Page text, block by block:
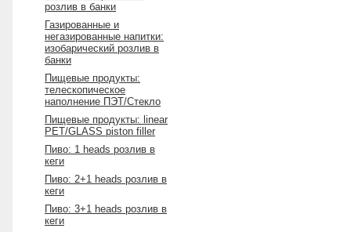
розлив в банки
Газированные и
негазированные напитки:
изобарический розлив в
банки
Пищевые продукты:
телескопическое
наполнение ПЭТ/Стекло
Пищевые продукты: linear
PET/GLASS piston filler
Пиво: 1 heads розлив в
кеги
Пиво: 2+1 heads розлив в
кеги
Пиво: 3+1 heads розлив в
кеги